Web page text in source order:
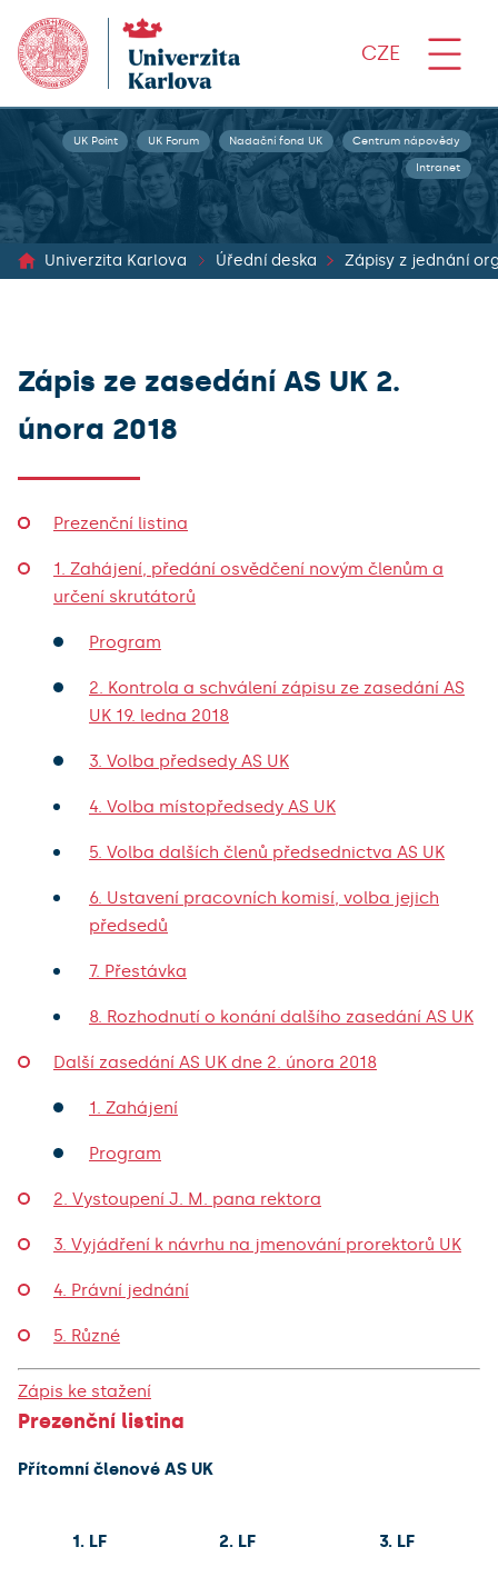
CZE
UK Point UK Forum Nadační fond UK Centrum nápovědy
Intranet
Univerzita Karlova Úřední deska
Zápis ze zasedání AS UK 2.
února 2018
Prezenční listina
1. Zahájení, předání osvědčení novým členům a
určení skrutátorů
Program
2. Kontrola a schválení zápisu ze zasedání AS
UK 19. ledna 2018
3. Volba předsedy AS UK
4. Volba místopředsedy AS UK
5. Volba dalších členů předsednictva AS UK
6. Ustavení pracovních komisí, volba jejich
předsedů
7. Přestávka
8. Rozhodnutí o konání dalšího zasedání AS UK
Další zasedání AS UK dne 2. února 2018
1. Zahájení
Program
2. Vystoupení J. M. pana rektora
3. Vyjádření k návrhu na jmenování prorektorů UK
4. Právní jednání
5. Různé
Zápis ke stažení
Prezenční listina
Přítomní členové AS UK
1. LF 2. LF 3. LF